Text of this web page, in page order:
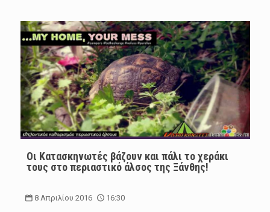
Οι Κατασκηνωτές βάζουν και πάλι το χεράκι
τους στo περιαστικό άλσος της Ξάνθης!
8 Απριλίου 2016 16:30